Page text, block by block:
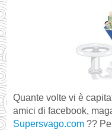
Quante volte vi è
amici di facebook,
Supersvago.com ??